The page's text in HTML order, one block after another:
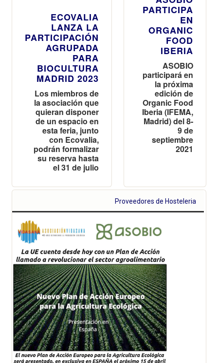
ECOVALIA
LANZA LA
PARTICIPACIÓN
AGRUPADA
PARA
BIOCULTURA
MADRID 2023
Los miembros de
la asociación que
quieran disponer
de un espacio en
esta feria, junto
con Ecovalia,
podrán formalizar
su reserva hasta
el 31 de julio
PARTICIPA
EN
ORGANIC
FOOD
IBERIA
ASOBIO
participará en
la próxima
edición de
Organic Food
Iberia (IFEMA,
Madrid) del 8-
9 de
septiembre
2021
Proveedores de Hosteleria